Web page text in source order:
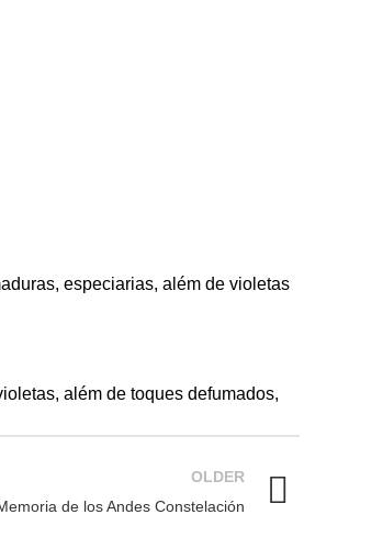
especiarias, além de violetas
além de toques defumados,
OLDER
de los Andes Constelación